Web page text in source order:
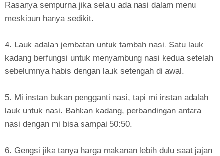
Rasanya sempurna jika selalu ada nasi dalam menu
meskipun hanya sedikit.
4. Lauk adalah jembatan untuk tambah nasi. Satu lauk
kadang berfungsi untuk menyambung nasi kedua setelah
sebelumnya habis dengan lauk setengah di awal.
5. Mi instan bukan pengganti nasi, tapi mi instan adalah
lauk untuk nasi. Bahkan kadang, perbandingan antara
nasi dengan mi bisa sampai 50:50.
6. Gengsi jika tanya harga makanan lebih dulu saat jajan